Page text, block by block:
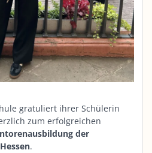
gratuliert ihrer Schülerin
zum erfolgreichen
der
.